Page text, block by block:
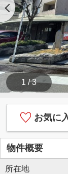
1 / 3
お気に
物件概要
所在地